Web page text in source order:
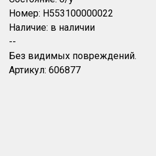
Номер: H553100000022
Наличие: в наличии
--
Без видимых повреждений.
Артикул: 606877